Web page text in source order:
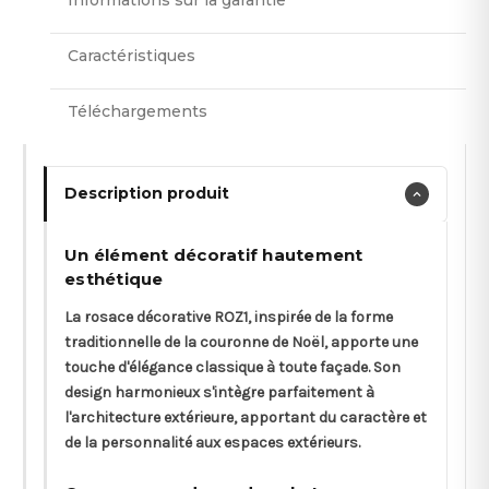
Caractéristiques
Téléchargements
Description produit
Un élément décoratif hautement
esthétique
La rosace décorative ROZ1, inspirée de la forme
traditionnelle de la couronne de Noël, apporte une
touche d'élégance classique à toute façade. Son
design harmonieux s'intègre parfaitement à
l'architecture extérieure, apportant du caractère et
de la personnalité aux espaces extérieurs.